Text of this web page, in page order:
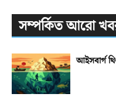
সম্পর্কিত আরো
আইসবার্গ